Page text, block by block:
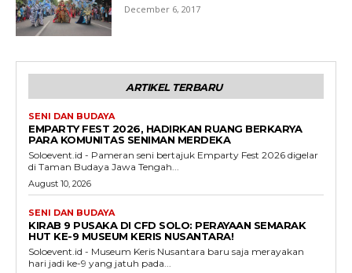
December 6, 2017
ARTIKEL TERBARU
SENI DAN BUDAYA
EMPARTY FEST 2026, HADIRKAN RUANG BERKARYA
PARA KOMUNITAS SENIMAN MERDEKA
Soloevent.id - Pameran seni bertajuk Emparty Fest 2026 digelar
di Taman Budaya Jawa Tengah...
August 10, 2026
SENI DAN BUDAYA
KIRAB 9 PUSAKA DI CFD SOLO: PERAYAAN SEMARAK
HUT KE-9 MUSEUM KERIS NUSANTARA!
Soloevent.id - Museum Keris Nusantara baru saja merayakan
hari jadi ke-9 yang jatuh pada...